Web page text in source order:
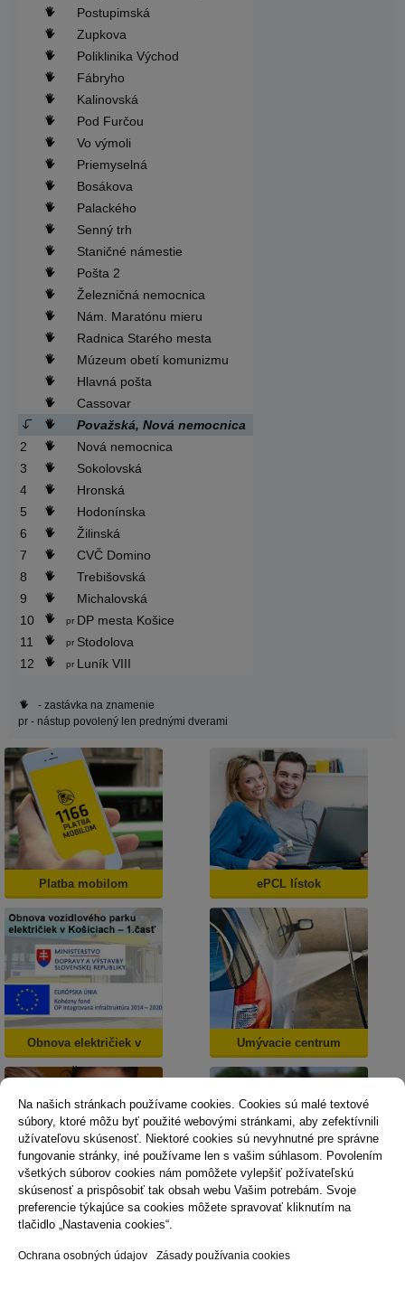
Na našich stránkach používame cookies. Cookies sú malé textové
súbory, ktoré môžu byť použité webovými stránkami, aby zefektívnili
užívateľovu skúsenosť. Niektoré cookies sú nevyhnutné pre správne
fungovanie stránky, iné používame len s vašim súhlasom. Povolením
všetkých súborov cookies nám pomôžete vylepšiť požívateľskú
skúsenosť a prispôsobiť tak obsah webu Vašim potrebám. Svoje
preferencie týkajúce sa cookies môžete spravovať kliknutím na
tlačidlo „Nastavenia cookies“.
Ochrana osobných údajov Zásady používania cookies
Postupimská
Zupkova
Poliklinika Východ
Fábryho
Kalinovská
Pod Furčou
Vo výmoli
Priemyselná
Bosákova
Palackého
Senný trh
Staničné námestie
Pošta 2
Železničná nemocnica
Nám. Maratónu mieru
Radnica Starého mesta
Múzeum obetí komunizmu
Hlavná pošta
Cassovar
Považská, Nová nemocnica
2
Nová nemocnica
3
Sokolovská
4
Hronská
5
Hodonínska
6
Žilinská
7
CVČ Domino
8
Trebišovská
9
Michalovská
10
pr DP mesta Košice
11
pr Stodolova
12
pr Luník VIII
- zastávka na znamenie
pr - nástup povolený len prednými dverami
Platba mobilom ePCL lístok
Obnova električiek v
Košiciach
Umývacie centrum
Dopravná psychológia Mestská karta